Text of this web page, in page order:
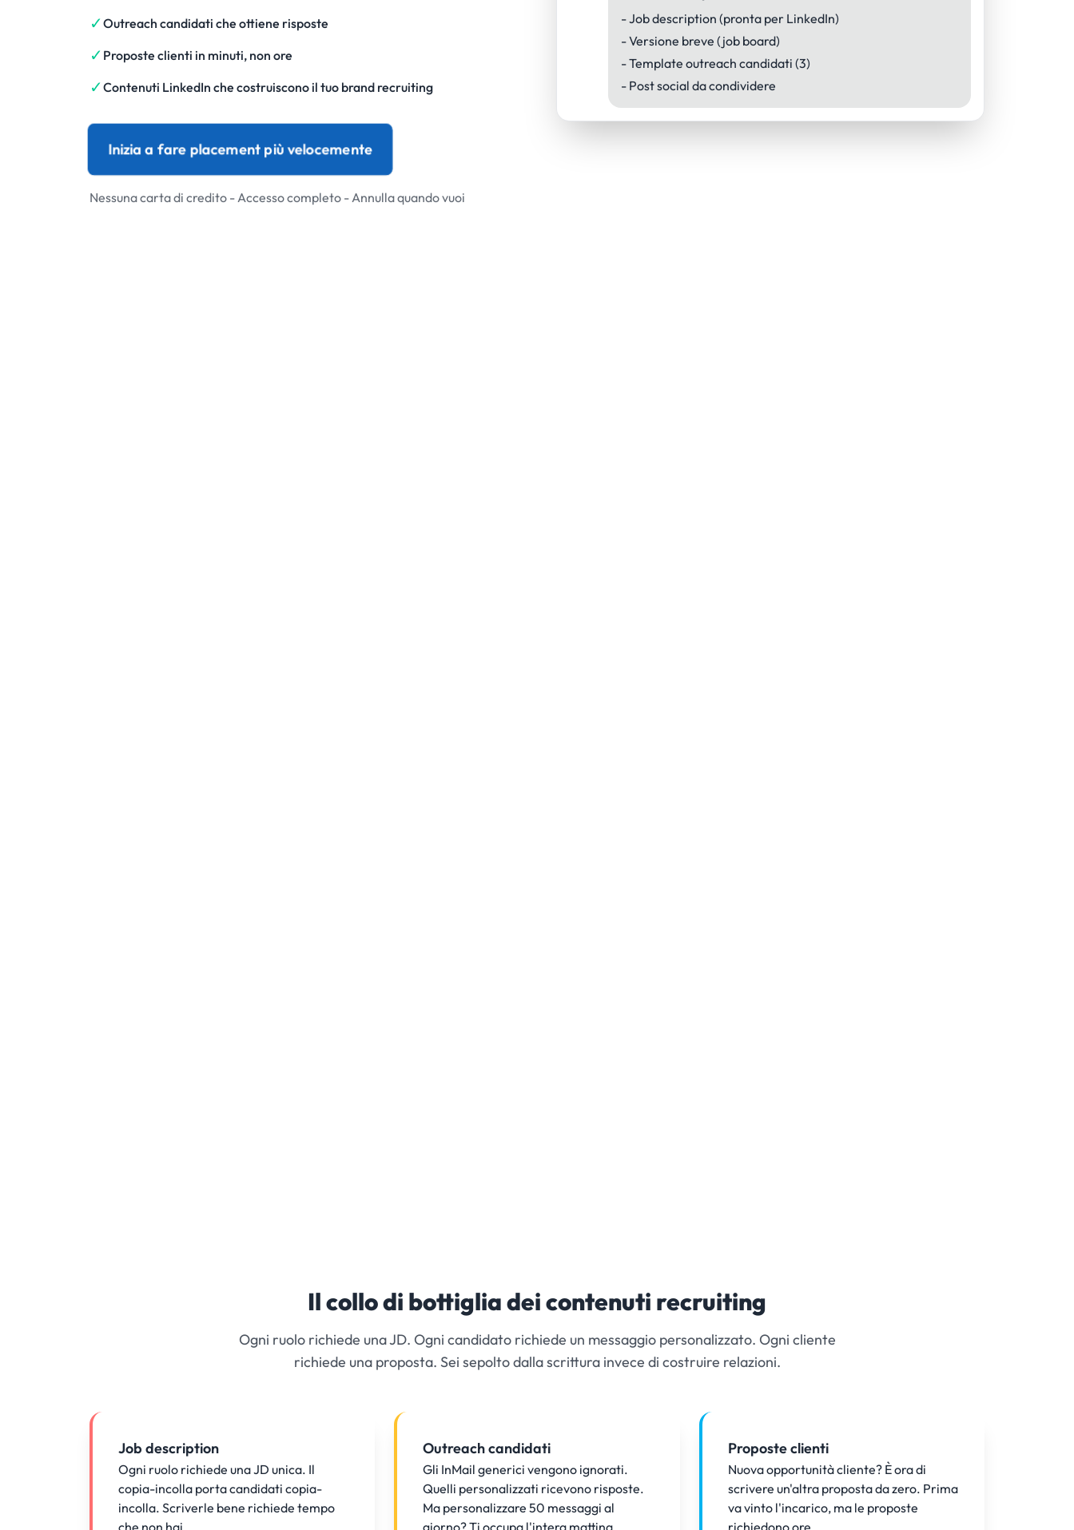
✓Outreach candidati che ottiene risposte
✓ Proposte clienti in minuti, non ore
✓Contenuti LinkedIn che costruiscono il tuo brand recruiting
Inizia a fare placement più velocemente
Nessuna carta di credito - Accesso completo - Annulla quando vuoi
- Job description (pronta per LinkedIn)
- Versione breve (job board)
- Template outreach candidati (3)
- Post social da condividere
Il collo di bottiglia dei contenuti recruiting
Ogni ruolo richiede una JD. Ogni candidato richiede un messaggio personalizzato. Ogni cliente
richiede una proposta. Sei sepolto dalla scrittura invece di costruire relazioni.
Job description
Ogni ruolo richiede una JD unica. Il
copia-incolla porta candidati copia-
incolla. Scriverle bene richiede tempo
che non hai.
Outreach candidati
Gli InMail generici vengono ignorati.
Quelli personalizzati ricevono risposte.
Ma personalizzare 50 messaggi al
giorno? Ti occupa l'intera mattina.
Proposte clienti
Nuova opportunità cliente? È ora di
scrivere un'altra proposta da zero. Prima
va vinto l'incarico, ma le proposte
richiedono ore.